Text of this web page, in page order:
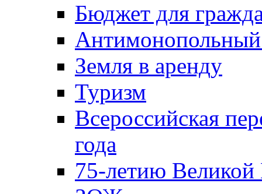
Бюджет для
Антимонопольный
Земля в аренду
Туризм
Всероссийская
года
75-летию